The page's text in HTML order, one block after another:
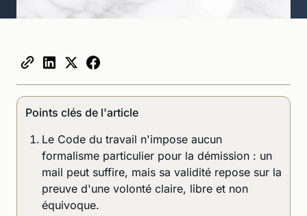
Points clés de l'article
Le Code du travail n'impose aucun
formalisme particulier pour la démission : un
mail peut suffire, mais sa validité repose sur la
preuve d'une volonté claire, libre et non
équivoque.